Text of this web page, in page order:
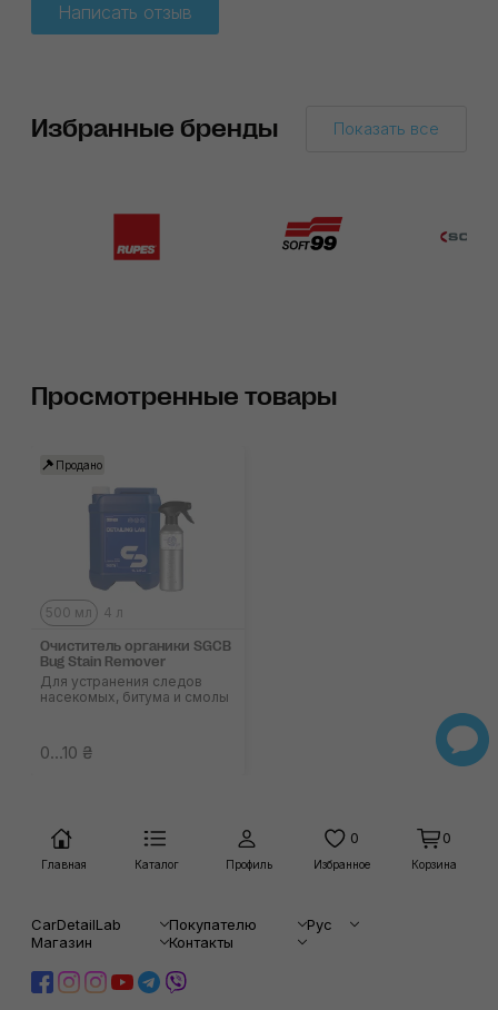
Написать отзыв
Избранные бренды Показать все
Просмотренные товары
Продано
500 мл 4 л
Очиститель органики SGCB
Bug Stain Remover
Для устранения следов
насекомых, битума и смолы
0...10 ₴
Главная Каталог Профиль
0
Избранное
0
Корзина
CarDetailLab Покупателю
Рус
Магазин
Контакты